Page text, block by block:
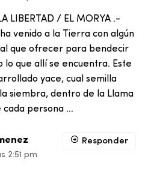
LIBERTAD / EL MORYA .-
venido a la Tierra con algún
que ofrecer para bendecir
lo que allí se encuentra. Este
yace, cual semilla
siembra, dentro de la Llama
cada persona …
2:51 pm
Responder